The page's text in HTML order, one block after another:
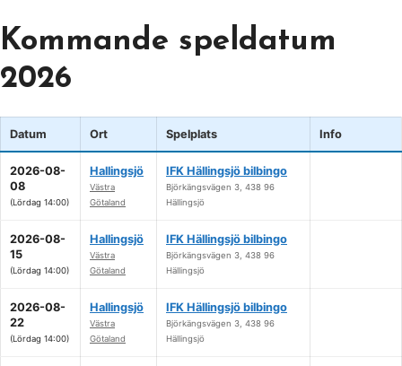
Kommande speldatum
2026
Datum Ort Spelplats Info
2026-08-
08
(Lördag 14:00)
Hallingsjö
Västra
Götaland
IFK Hällingsjö bilbingo
Björkängsvägen 3, 438 96
Hällingsjö
2026-08-
15
(Lördag 14:00)
Hallingsjö
Västra
Götaland
IFK Hällingsjö bilbingo
Björkängsvägen 3, 438 96
Hällingsjö
2026-08-
22
(Lördag 14:00)
Hallingsjö
Västra
Götaland
IFK Hällingsjö bilbingo
Björkängsvägen 3, 438 96
Hällingsjö